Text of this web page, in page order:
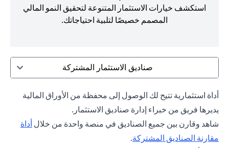
استكشف خيارات الاستثمار المتنوعة لتحقيق النمو المالي
المصمم خصيصًا لتلبية احتياجاتك.
صناديق الاستثمار المشتركة
أداة استثمارية تتيح لك الوصول إلى محفظة من الأوراق المالية
يديرها فريق من خبراء إدارة صناديق الاستثمار.
شاهد وقارن بين جميع الصناديق في منصة واحدة من خلال أداة
مقارنة الصناديق المشتركةopens in a new tab.